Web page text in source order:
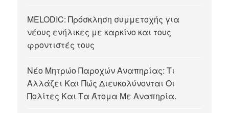
MELODIC: Πρόσκληση συμμετοχής για
νέους ενήλικες με καρκίνο και τους
φροντιστές τους
Νέο Μητρώο Παροχών Αναπηρίας: Τι
Αλλάζει Και Πώς Διευκολύνονται Οι
Πολίτες Και Τα Άτομα Με Αναπηρία.